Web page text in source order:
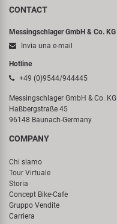
CONTACT
Messingschlager GmbH & Co. KG
Invia una e-mail
Hotline
+49 (0)9544/944445
Messingschlager GmbH & Co. KG
Haßbergstraße 45
96148 Baunach-Germany
COMPANY
Chi siamo
Tour Virtuale
Storia
Concept Bike-Cafe
Gruppo Vendite
Carriera